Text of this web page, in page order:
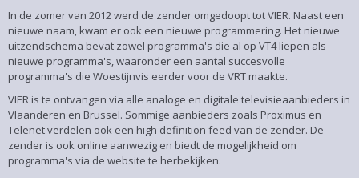
In de zomer van 2012 werd de zender omgedoopt tot VIER. Naast een
nieuwe naam, kwam er ook een nieuwe programmering. Het nieuwe
uitzendschema bevat zowel programma's die al op VT4 liepen als
nieuwe programma's, waaronder een aantal succesvolle
programma's die Woestijnvis eerder voor de VRT maakte.
VIER is te ontvangen via alle analoge en digitale televisieaanbieders in
Vlaanderen en Brussel. Sommige aanbieders zoals Proximus en
Telenet verdelen ook een high definition feed van de zender. De
zender is ook online aanwezig en biedt de mogelijkheid om
programma's via de website te herbekijken.